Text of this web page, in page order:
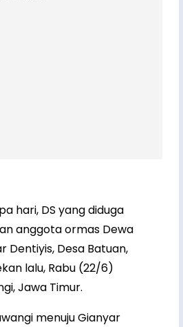
hari, DS yang diduga
anggota ormas Dewa
Dentiyis, Desa Batuan,
lalu, Rabu (22/6)
Jawa Timur.
menuju Gianyar